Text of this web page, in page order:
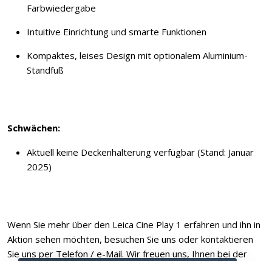
Farbwiedergabe
Intuitive Einrichtung und smarte Funktionen
Kompaktes, leises Design mit optionalem Aluminium-
Standfuß
Schwächen:
Aktuell keine Deckenhalterung verfügbar (Stand: Januar
2025)
Wenn Sie mehr über den Leica Cine Play 1 erfahren und ihn in
Aktion sehen möchten, besuchen Sie uns oder kontaktieren
Sie uns per Telefon / e-Mail. Wir freuen uns, Ihnen bei der